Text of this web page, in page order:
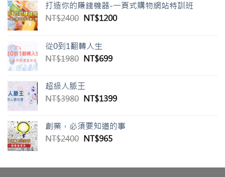
打造你的賺錢機器-一頁式購物網站特訓班
NT$2400 NT$1200
從0到1翻轉人生
NT$1980 NT$699
超級人脈王
NT$3980 NT$1399
創業，必須要知道的事
NT$2400 NT$965